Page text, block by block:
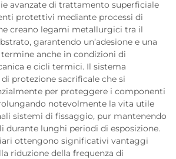
avanzate di trattamento superficiale
protettivi mediante processi di
creano legami metallurgici tra il
garantendo un’adesione e una
anche in condizioni di
e cicli termici. Il sistema
protezione sacrificale che si
per proteggere i componenti
notevolmente la vita utile
sistemi di fissaggio, pur mantenendo
durante lunghi periodi di esposizione.
ottengono significativi vantaggi
riduzione della frequenza di